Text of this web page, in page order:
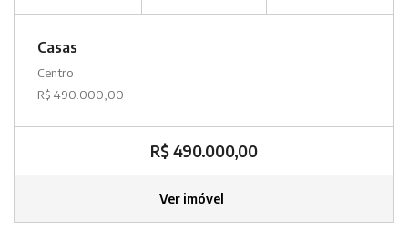
Casas
Centro
R$ 490.000,00
R$ 490.000,00
Ver imóvel